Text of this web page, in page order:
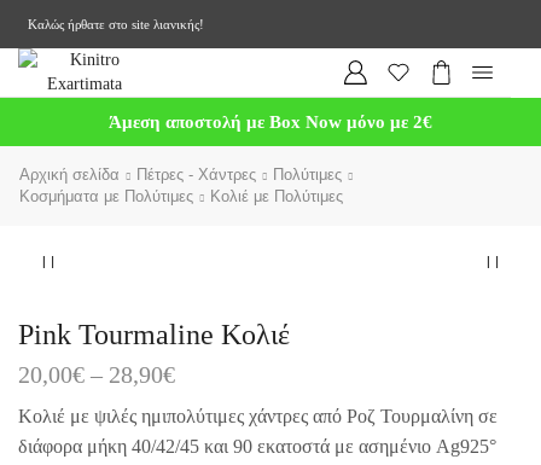
Καλώς ήρθατε στο site λιανικής!
Άμεση αποστολή με Box Now μόνο με 2€
Αρχική σελίδα Πέτρες - Χάντρες
Πολύτιμες
Κοσμήματα με Πολύτιμες
Κολιέ με Πολύτιμες
Pink Tourmaline Κολιέ
20,00€ – 28,90€
Κολιέ με ψιλές ημιπολύτιμες χάντρες από Ροζ Τουρμαλίνη σε
διάφορα μήκη 40/42/45 και 90 εκατοστά με ασημένιο Ag925°